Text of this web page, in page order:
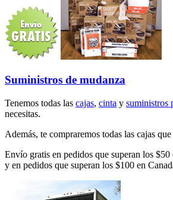
Suministros de mudanza
Tenemos todas las cajas, cinta y suministros
necesitas.
Además, te compraremos todas las cajas que
Envío gratis en pedidos que superan los
y en pedidos que superan los $100 en